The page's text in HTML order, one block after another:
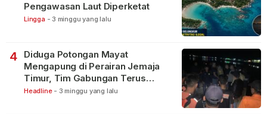
Pengawasan Laut Diperketat
Lingga - 3 minggu yang lalu
4
Diduga Potongan Mayat
Mengapung di Perairan Jemaja
Timur, Tim Gabungan Terus
Lakukan Pencarian
Headline - 3 minggu yang lalu